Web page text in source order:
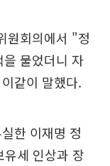
원회의에서 "정
물었더니 자
같이 말했다.
한 이재명 정
세 인상과 장